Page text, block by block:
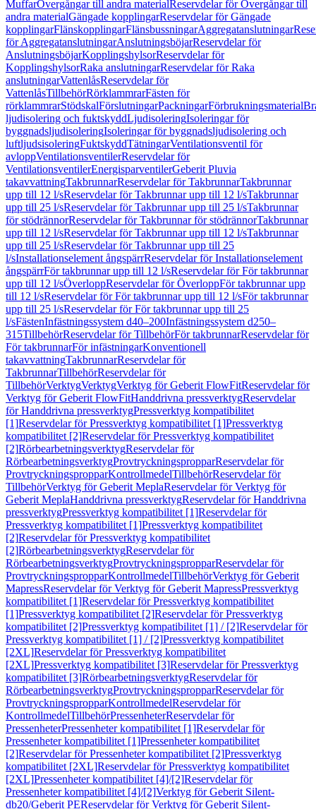
MuffarÖvergångar till andra materialReservdelar för Övergångar till
andra materialGängade kopplingarReservdelar för Gängade
kopplingarFlänskopplingarFlänsbussningarAggregatanslutningar
för AggregatanslutningarAnslutningsböjarReservdelar för
AnslutningsböjarKopplingshylsorReservdelar för
KopplingshylsorRaka anslutningarReservdelar för Raka
anslutningarVattenlåsReservdelar för
VattenlåsTillbehörRörklammrarFästen för
rörklammrarStödskalFörslutningarPackningarFörbrukningsmaterial
ljudisolering och fuktskyddLjudisoleringIsoleringar för
byggnadsljudisoleringIsoleringar för byggnadsljudisolering och
luftljudsisoleringFuktskyddTätningarVentilationsventil för
avloppVentilationsventilerReservdelar för
VentilationsventilerEnergisparventilerGeberit Pluvia
takavvattningTakbrunnarReservdelar för TakbrunnarTakbrunnar
upp till 12 l/sReservdelar för Takbrunnar upp till 12 l/sTakbrunnar
upp till 25 l/sReservdelar för Takbrunnar upp till 25 l/sTakbrunnar
för stödrännorReservdelar för Takbrunnar för stödrännorTakbrunnar
upp till 12 l/sReservdelar för Takbrunnar upp till 12 l/sTakbrunnar
upp till 25 l/sReservdelar för Takbrunnar upp till 25
l/sInstallationselement ångspärrReservdelar för Installationselement
ångspärrFör takbrunnar upp till 12 l/sReservdelar för För takbrunnar
upp till 12 l/sÖverloppReservdelar för ÖverloppFör takbrunnar upp
till 12 l/sReservdelar för För takbrunnar upp till 12 l/sFör takbrunnar
upp till 25 l/sReservdelar för För takbrunnar upp till 25
l/sFästenInfästningssystem d40–200Infästningssystem d250–
315TillbehörReservdelar för TillbehörFör takbrunnarReservdelar för
För takbrunnarFör infästningarKonventionell
takavvattningTakbrunnarReservdelar för
TakbrunnarTillbehörReservdelar för
TillbehörVerktygVerktygVerktyg för Geberit FlowFitReservdelar för
Verktyg för Geberit FlowFitHanddrivna pressverktygReservdelar
för Handdrivna pressverktygPressverktyg kompatibilitet
[1]Reservdelar för Pressverktyg kompatibilitet [1]Pressverktyg
kompatibilitet [2]Reservdelar för Pressverktyg kompatibilitet
[2]RörbearbetningsverktygReservdelar för
RörbearbetningsverktygProvtryckningspropparReservdelar för
ProvtryckningspropparKontrollmedelTillbehörReservdelar för
TillbehörVerktyg för Geberit MeplaReservdelar för Verktyg för
Geberit MeplaHanddrivna pressverktygReservdelar för Handdrivna
pressverktygPressverktyg kompatibilitet [1]Reservdelar för
Pressverktyg kompatibilitet [1]Pressverktyg kompatibilitet
[2]Reservdelar för Pressverktyg kompatibilitet
[2]RörbearbetningsverktygReservdelar för
RörbearbetningsverktygProvtryckningspropparReservdelar för
ProvtryckningspropparKontrollmedelTillbehörVerktyg för Geberit
MapressReservdelar för Verktyg för Geberit MapressPressverktyg
kompatibilitet [1]Reservdelar för Pressverktyg kompatibilitet
[1]Pressverktyg kompatibilitet [2]Reservdelar för Pressverktyg
kompatibilitet [2]Pressverktyg kompatibilitet [1] / [2]Reservdelar för
Pressverktyg kompatibilitet [1] / [2]Pressverktyg kompatibilitet
[2XL]Reservdelar för Pressverktyg kompatibilitet
[2XL]Pressverktyg kompatibilitet [3]Reservdelar för Pressverktyg
kompatibilitet [3]RörbearbetningsverktygReservdelar för
RörbearbetningsverktygProvtryckningspropparReservdelar för
ProvtryckningspropparKontrollmedelReservdelar för
KontrollmedelTillbehörPressenheterReservdelar för
PressenheterPressenheter kompatibilitet [1]Reservdelar för
Pressenheter kompatibilitet [1]Pressenheter kompatibilitet
[2]Reservdelar för Pressenheter kompatibilitet [2]Pressverktyg
kompatibilitet [2XL]Reservdelar för Pressverktyg kompatibilitet
[2XL]Pressenheter kompatibilitet [4]/[2]Reservdelar för
Pressenheter kompatibilitet [4]/[2]Verktyg för Geberit Silent-
db20/Geberit PEReservdelar för Verktyg för Geberit Silent-